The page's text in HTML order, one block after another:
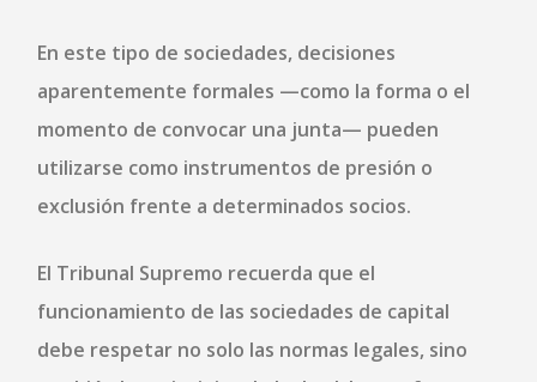
En este tipo de sociedades, decisiones
aparentemente formales —como la forma o el
momento de convocar una junta— pueden
utilizarse como instrumentos de presión o
exclusión frente a determinados socios.
El Tribunal Supremo recuerda que el
funcionamiento de las sociedades de capital
debe respetar no solo las normas legales, sino